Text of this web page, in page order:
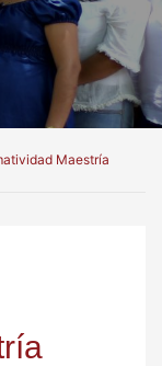
Maestría